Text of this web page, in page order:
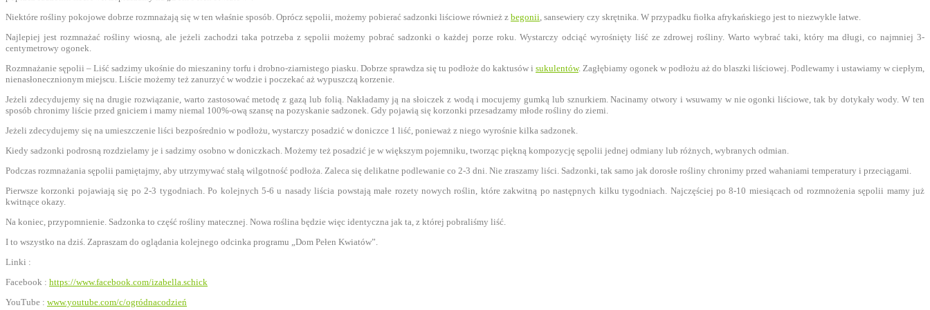
Niektóre rośliny pokojowe dobrze rozmnażają się w ten właśnie sposób. Oprócz sępolii, możemy pobierać sadzonki liściowe również z begonii , sansewiery czy skrętnika. W przypadku fiołka afrykańskiego jest to niezwykle łatwe.
Najlepiej jest rozmnażać rośliny wiosną, ale jeżeli zachodzi taka potrzeba z sępolii możemy pobrać sadzonki o każdej porze roku. Wystarczy odciąć wyrośnięty liść ze zdrowej rośliny. Warto wybrać taki, który ma długi, co najmniej 3-
centymetrowy ogonek.
Rozmnażanie sępolii – Liść sadzimy ukośnie do mieszaniny torfu i drobno-ziarnistego piasku. Dobrze sprawdza się tu podłoże do kaktusów i sukulentów. Zagłębiamy ogonek w podłożu aż do blaszki liściowej. Podlewamy i ustawiamy w ciepłym,
nienasłonecznionym miejscu. Liście możemy też zanurzyć w wodzie i poczekać aż wypuszczą korzenie.
Jeżeli zdecydujemy się na drugie rozwiązanie, warto zastosować metodę z gazą lub folią. Nakładamy ją na słoiczek z wodą i mocujemy gumką lub sznurkiem. Nacinamy otwory i wsuwamy w nie ogonki liściowe, tak by dotykały wody. W ten
sposób chronimy liście przed gniciem i mamy niemal 100%-ową szansę na pozyskanie sadzonek. Gdy pojawią się korzonki przesadzamy młode rośliny do ziemi.
Jeżeli zdecydujemy się na umieszczenie liści bezpośrednio w podłożu, wystarczy posadzić w doniczce 1 liść, ponieważ z niego wyrośnie kilka sadzonek.
Kiedy sadzonki podrosną rozdzielamy je i sadzimy osobno w doniczkach. Możemy też posadzić je w większym pojemniku, tworząc piękną kompozycję sępolii jednej odmiany lub różnych, wybranych odmian.
Podczas rozmnażania sępolii pamiętajmy, aby utrzymywać stałą wilgotność podłoża. Zaleca się delikatne podlewanie co 2-3 dni. Nie zraszamy liści. Sadzonki, tak samo jak dorosłe rośliny chronimy przed wahaniami temperatury i przeciągami.
Pierwsze korzonki pojawiają się po 2-3 tygodniach. Po kolejnych 5-6 u nasady liścia powstają małe rozety nowych roślin, które zakwitną po następnych kilku tygodniach. Najczęściej po 8-10 miesiącach od rozmnożenia sępolii mamy już
kwitnące okazy.
Na koniec, przypomnienie. Sadzonka to część rośliny matecznej. Nowa roślina będzie więc identyczna jak ta, z której pobraliśmy liść.
I to wszystko na dziś. Zapraszam do oglądania kolejnego odcinka programu „Dom Pełen Kwiatów”.
Linki :
Facebook : https://www.facebook.com/izabella.schick
YouTube : www.youtube.com/c/ogródnacodzień